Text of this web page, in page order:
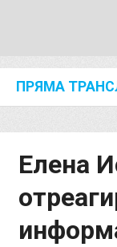
ПРЯМА
Елена